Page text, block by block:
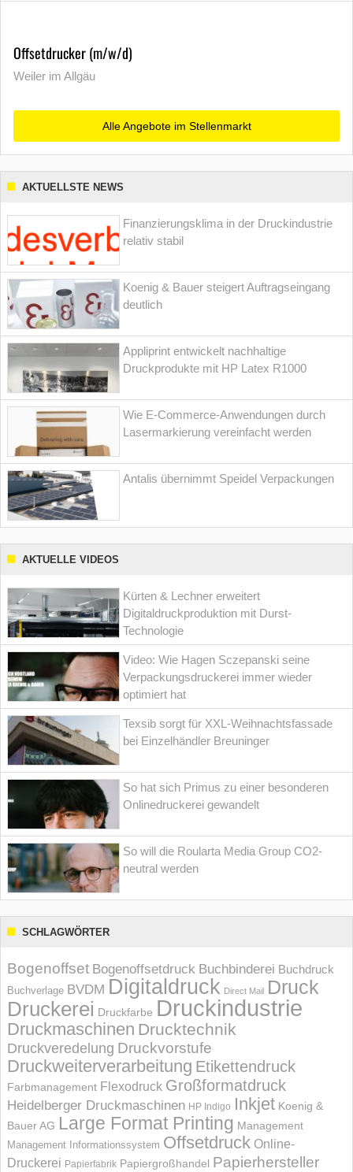
Offsetdrucker (m/w/d)
Weiler im Allgäu
Alle Angebote im Stellenmarkt
AKTUELLSTE NEWS
Finanzierungsklima in der Druckindustrie
relativ stabil
Koenig & Bauer steigert Auftragseingang
deutlich
Appliprint entwickelt nachhaltige
Druckprodukte mit HP Latex R1000
Wie E-Commerce-Anwendungen durch
Lasermarkierung vereinfacht werden
Antalis übernimmt Speidel Verpackungen
AKTUELLE VIDEOS
Kürten & Lechner erweitert
Digitaldruckproduktion mit Durst-
Technologie
Video: Wie Hagen Sczepanski seine
Verpackungsdruckerei immer wieder
optimiert hat
Texsib sorgt für XXL-Weihnachtsfassade
bei Einzelhändler Breuninger
So hat sich Primus zu einer besonderen
Onlinedruckerei gewandelt
So will die Roularta Media Group CO2-
neutral werden
SCHLAGWÖRTER
Bogenoffset Bogenoffsetdruck Buchbinderei Buchdruck
Buchverlage BVDM Digitaldruck Direct Mail Druck
Druckerei Druckfarbe Druckindustrie
Druckmaschinen Drucktechnik
Druckveredelung Druckvorstufe
Druckweiterverarbeitung Etikettendruck
Farbmanagement Flexodruck Großformatdruck
Heidelberger Druckmaschinen HP Indigo Inkjet Koenig &
Bauer AG Large Format Printing Management
Management Informations­system Offsetdruck Online-
Druckerei Papierfabrik Papiergroßhandel Papierhersteller